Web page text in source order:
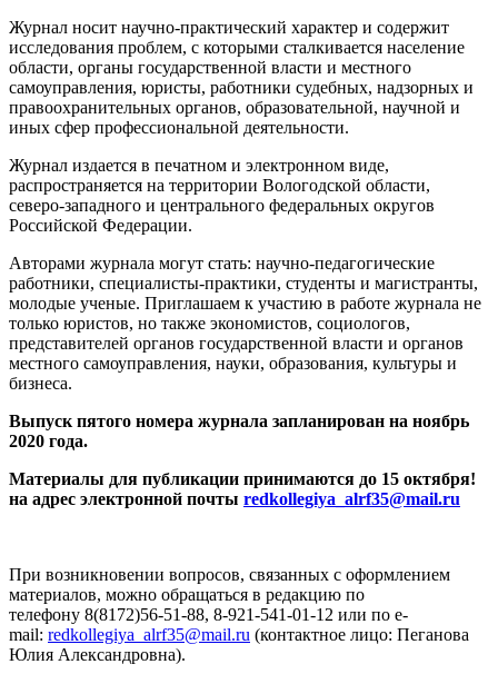
Журнал носит научно-практический характер и содержит
исследования проблем, с которыми сталкивается население
области, органы государственной власти и местного
самоуправления, юристы, работники судебных, надзорных и
правоохранительных органов, образовательной, научной и
иных сфер профессиональной деятельности.
Журнал издается в печатном и электронном виде,
распространяется на территории Вологодской области,
северо-западного и центрального федеральных округов
Российской Федерации.
Авторами журнала могут стать: научно-педагогические
работники, специалисты-практики, студенты и магистранты,
молодые ученые. Приглашаем к участию в работе журнала не
только юристов, но также экономистов, социологов,
представителей органов государственной власти и органов
местного самоуправления, науки, образования, культуры и
бизнеса.
Выпуск пятого номера журнала запланирован на ноябрь
2020 года.
Материалы для публикации принимаются до 15 октября!
на адрес электронной почты redkollegiya_alrf35@mail.ru
При возникновении вопросов, связанных с оформлением
материалов, можно обращаться в редакцию по
телефону 8(8172)56-51-88, 8-921-541-01-12 или по e-
mail: redkollegiya_alrf35@mail.ru (контактное лицо: Пеганова
Юлия Александровна).